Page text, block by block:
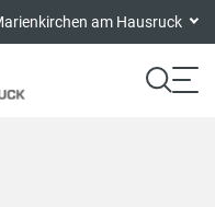
am Hausruck